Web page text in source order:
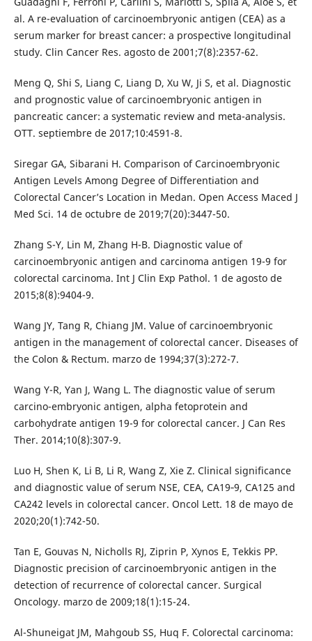
al. A re-evaluation of carcinoembryonic antigen (CEA) as a
serum marker for breast cancer: a prospective longitudinal
study. Clin Cancer Res. agosto de 2001;7(8):2357-62.
Meng Q, Shi S, Liang C, Liang D, Xu W, Ji S, et al. Diagnostic
and prognostic value of carcinoembryonic antigen in
pancreatic cancer: a systematic review and meta-analysis.
OTT. septiembre de 2017;10:4591-8.
Siregar GA, Sibarani H. Comparison of Carcinoembryonic
Antigen Levels Among Degree of Differentiation and
Colorectal Cancer’s Location in Medan. Open Access Maced J
Med Sci. 14 de octubre de 2019;7(20):3447-50.
Zhang S-Y, Lin M, Zhang H-B. Diagnostic value of
carcinoembryonic antigen and carcinoma antigen 19-9 for
colorectal carcinoma. Int J Clin Exp Pathol. 1 de agosto de
2015;8(8):9404-9.
Wang JY, Tang R, Chiang JM. Value of carcinoembryonic
antigen in the management of colorectal cancer. Diseases of
the Colon & Rectum. marzo de 1994;37(3):272-7.
Wang Y-R, Yan J, Wang L. The diagnostic value of serum
carcino-embryonic antigen, alpha fetoprotein and
carbohydrate antigen 19-9 for colorectal cancer. J Can Res
Ther. 2014;10(8):307-9.
Luo H, Shen K, Li B, Li R, Wang Z, Xie Z. Clinical significance
and diagnostic value of serum NSE, CEA, CA19‑9, CA125 and
CA242 levels in colorectal cancer. Oncol Lett. 18 de mayo de
2020;20(1):742-50.
Tan E, Gouvas N, Nicholls RJ, Ziprin P, Xynos E, Tekkis PP.
Diagnostic precision of carcinoembryonic antigen in the
detection of recurrence of colorectal cancer. Surgical
Oncology. marzo de 2009;18(1):15-24.
Al-Shuneigat JM, Mahgoub SS, Huq F. Colorectal carcinoma: